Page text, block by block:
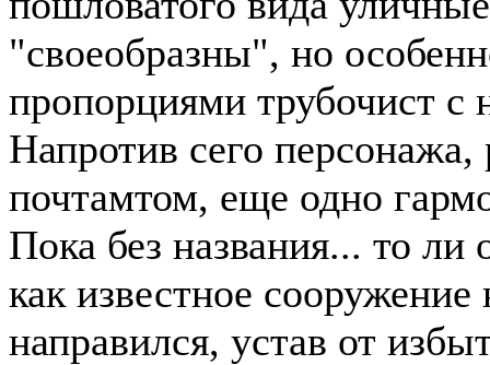
"своеобразны", но
пропорциями трубочист с
Напротив сего
почтамтом, еще одно
Пока без названия... то
как известное
направился, устав от